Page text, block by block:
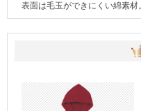
表面は毛玉ができにくい綿素